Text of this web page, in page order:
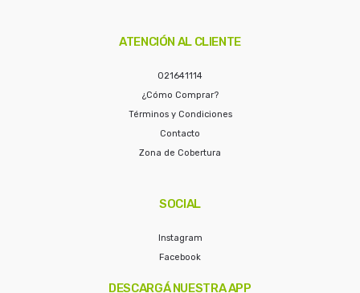
ATENCIÓN AL CLIENTE
021641114
¿Cómo Comprar?
Términos y Condiciones
Contacto
Zona de Cobertura
SOCIAL
Instagram
Facebook
DESCARGÁ NUESTRA APP